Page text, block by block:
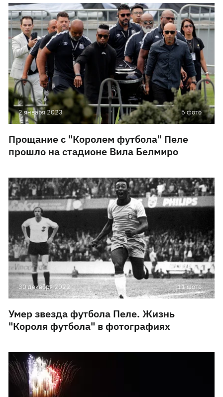
2 января 2023 6 фото
Прощание c "Королем футбола" Пеле
прошло на стадионе Вила Белмиро
30 декабря 2022 11 фото
Умер звезда футбола Пеле. Жизнь
"Короля футбола" в фотографиях